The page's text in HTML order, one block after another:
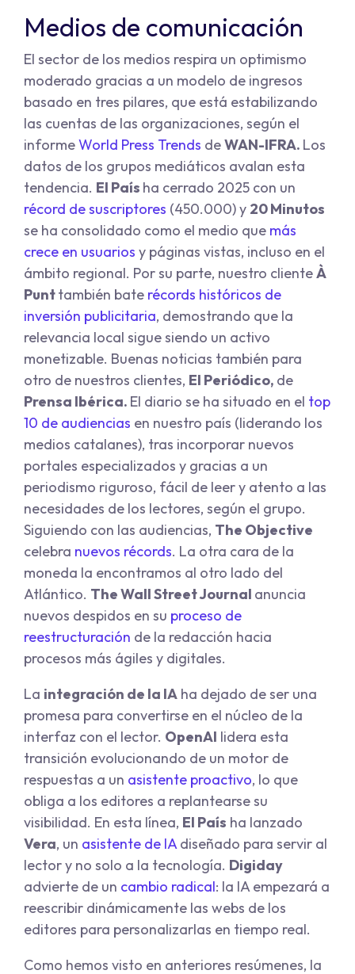
Medios de comunicación
El sector de los medios respira un optimismo
moderado gracias a un modelo de ingresos
basado en tres pilares, que está estabilizando
las cuentas de las organizaciones, según el
informeWorld Press Trends deWAN-IFRA. Los
datos de los grupos mediáticos avalan esta
tendencia. El País ha cerrado 2025 con un
récord de suscriptores (450.000) y 20 Minutos
se ha consolidado como el medio que más
crece en usuarios y páginas vistas, incluso en el
ámbito regional. Por su parte, nuestro clienteÀ
Punttambién bate récords históricos de
inversión publicitaria, demostrando que la
relevancia local sigue siendo un activo
monetizable. Buenas noticias también para
otro de nuestros clientes, El Periódico, de
Prensa Ibérica. El diario se ha situado en el top
10 de audiencias en nuestro país (liderando los
medios catalanes), tras incorporar nuevos
portales especializados y gracias a un
periodismo riguroso, fácil de leer y atento a las
necesidades de los lectores, según el grupo.
Siguiendo con las audiencias, The Objective
celebra nuevos récords. La otra cara de la
moneda la encontramos al otro lado del
Atlántico. The Wall Street Journal anuncia
nuevos despidos en su proceso de
reestructuración de la redacción hacia
procesos más ágiles y digitales.
La integración de la IA ha dejado de ser una
promesa para convertirse en el núcleo de la
interfaz con el lector. OpenAI lidera esta
transición evolucionando de un motor de
respuestas a un asistente proactivo, lo que
obliga a los editores a replantearse su
visibilidad. En esta línea, El País ha lanzado
Vera, un asistente de IAdiseñado para servir al
lector y no solo a la tecnología. Digiday
advierte de un cambio radical: la IA empezará a
reescribir dinámicamente las webs de los
editores para personalizarlas en tiempo real.
Como hemos visto en anteriores resúmenes, la